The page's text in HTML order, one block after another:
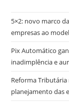
5×2: novo marco
empresas ao
Pix Automático
inadimplência e
Reforma Tributária
planejamento das